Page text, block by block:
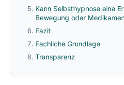
Kann Selbsthypnose eine
Bewegung oder
Fazit
Fachliche Grundlage
Transparenz